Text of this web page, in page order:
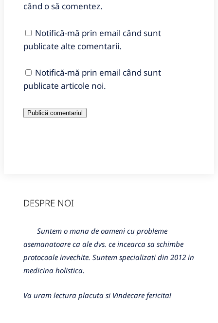
când o să comentez.
Notifică-mă prin email când sunt
publicate alte comentarii.
Notifică-mă prin email când sunt
publicate articole noi.
DESPRE NOI
Suntem o mana de oameni cu probleme
asemanatoare ca ale dvs. ce incearca sa schimbe
protocoale invechite. Suntem specializati din 2012 in
medicina holistica.
Va uram lectura placuta si Vindecare fericita!